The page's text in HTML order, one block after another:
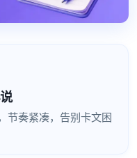
节奏紧凑，告别卡文困